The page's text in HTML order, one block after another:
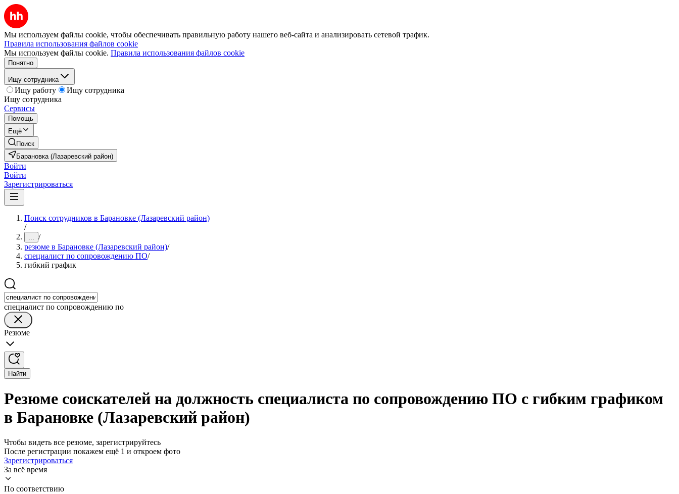
Мы используем файлы cookie, чтобы обеспечивать правильную работу нашего веб-сайта и анализировать сетевой трафик.
Правила использования файлов cookie
Мы используем файлы cookie. Правила использования файлов cookie
Понятно
Ищу сотрудника
Ищу работу
Ищу сотрудника
Ищу сотрудника
Сервисы
Помощь
Ещё
Поиск
Барановка (Лазаревский район)
Войти
Войти
Зарегистрироваться
Поиск сотрудников в Барановке (Лазаревский район)
/
... /
резюме в Барановке (Лазаревский район)/
специалист по сопровождению ПО/
гибкий график
специалист по сопровождению по
Резюме
Найти
Резюме соискателей на должность специалиста по сопровождению ПО с гибким графиком
в Барановке (Лазаревский район)
Чтобы видеть все резюме, зарегистрируйтесь
После регистрации покажем ещё 1 и откроем фото
Зарегистрироваться
За всё время
По соответствию